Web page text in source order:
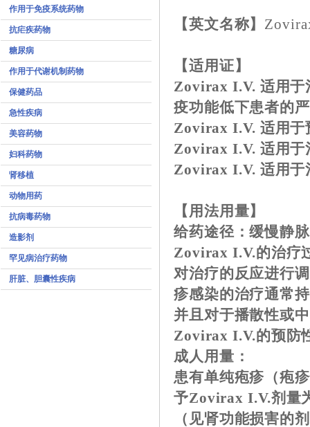
作用于免疫系统药物
抗疟疾药物
糖尿病
作用于代谢机制药物
保健药品
急性疾病
美容药物
妇科药物
肾移植
动物用药
抗病毒药物
造影剂
罕见病治疗药物
肝脏、胆囊性疾病
【英文名称】
【适用证】
Zovirax I.V. 适用于
疫功能低下患者的
Zovirax I.V. 适用于
Zovirax I.V. 适用于
Zovirax I.V. 适用于
【用法用量】
给药途径：缓慢静
Zovirax I.V.的治疗
对治疗的反应进行
疹感染的治疗通常
并且对于播散性或
Zovirax I.V.的预防
成人用量：
患有单纯疱疹（疱
予Zovirax I.V.剂量
（见肾功能损害的